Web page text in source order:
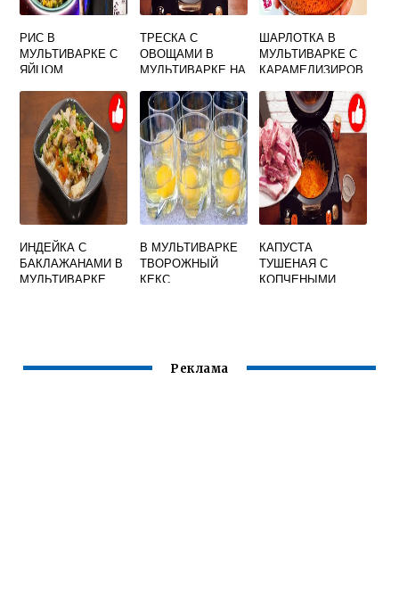
РИС В
МУЛЬТИВАРКЕ С
ЯЙЦОМ
ТРЕСКА С
ОВОЩАМИ В
МУЛЬТИВАРКЕ НА
ШАРЛОТКА В
МУЛЬТИВАРКЕ С
КАРАМЕЛИЗИРОВ
ЯБЛОКАМИ
ИНДЕЙКА С
БАКЛАЖАНАМИ В
МУЛЬТИВАРКЕ
В МУЛЬТИВАРКЕ
ТВОРОЖНЫЙ
КЕКС
КАПУСТА
ТУШЕНАЯ С
КОПЧЕНЫМИ
Реклама